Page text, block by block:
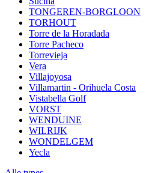
TONGEREN-BORGLOON
TORHOUT
Torre de la Horadada
Torre Pacheco
Torrevieja
Vera
Villajoyosa
Villamartin - Orihuela Costa
Vistabella Golf
VORST
WENDUINE
WILRIJK
WONDELGEM
Yecla